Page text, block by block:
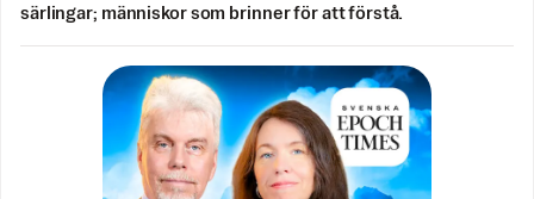
särlingar; människor som brinner för att förstå.